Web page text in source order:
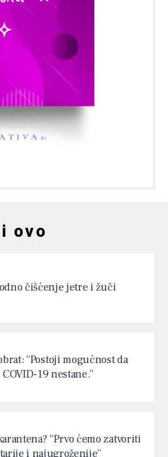
ovo
čišćenje jetre i žuči
“Postoji mogućnost da
COVID-19 nestane.”
“Prvo ćemo zatvoriti
i najugroženije”